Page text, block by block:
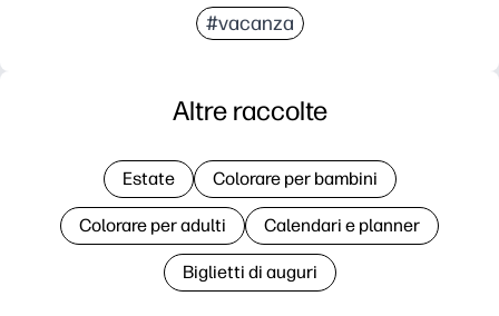
#vacanza
Altre raccolte
Estate Colorare per bambini
Colorare per adulti Calendari e planner
Biglietti di auguri